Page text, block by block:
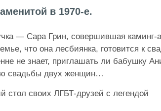
в 1970-е.
— Сара Грин, совершившая каминг-
что она лесбиянка, готовится к
не знает, приглашать ли бабушку
свадьбы двух женщин…
стол своих ЛГБТ-друзей с легендой